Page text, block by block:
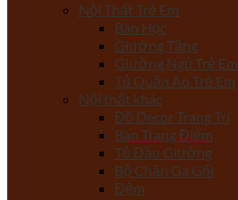
Nội Thất Trẻ Em
Bàn Học
Giường Tầng
Giường Ngủ Trẻ Em
Tủ Quần Áo Trẻ Em
Nội thất khác
Đồ Decor Trang Trí
Bàn Trang Điểm
Tủ Đầu Giường
Bộ Chăn Ga Gối
Đệm